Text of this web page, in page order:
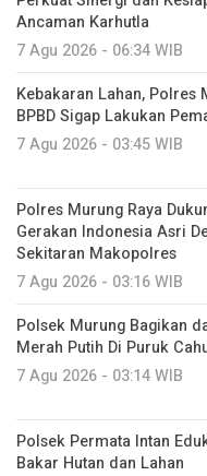
Ancaman Karhutla
7 Agu 2026 - 06:34 WIB
Kebakaran Lahan, Polres
BPBD Sigap Lakukan
7 Agu 2026 - 03:45 WIB
Polres Murung Raya
Gerakan Indonesia Asri
Sekitaran Makopolres
7 Agu 2026 - 03:16 WIB
Polsek Murung Bagikan
Merah Putih Di Puruk
7 Agu 2026 - 03:14 WIB
Polsek Permata Intan
Bakar Hutan dan Lahan